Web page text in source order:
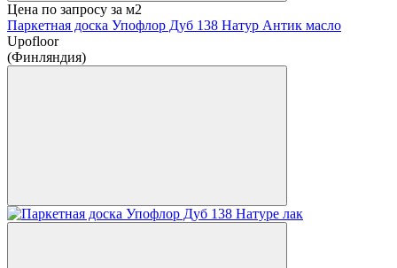
Цена по запросу за м2
Паркетная доска Упофлор Дуб 138 Натур Антик масло
Upofloor
(Финляндия)